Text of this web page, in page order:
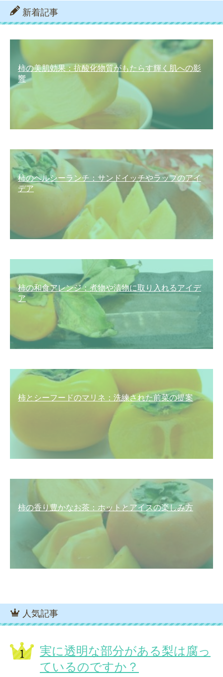
新着記事
柿の美肌効果：抗酸化物質がもたらす輝く肌への影
響
柿のヘルシーランチ：サンドイッチやラップのアイ
デア
柿の和食アレンジ：煮物や漬物に取り入れるアイデ
ア
柿とシーフードのマリネ：洗練された前菜の提案
柿の香り豊かなお茶：ホットとアイスの楽しみ方
人気記事
実に透明な部分がある梨は腐っ
ているのですか？